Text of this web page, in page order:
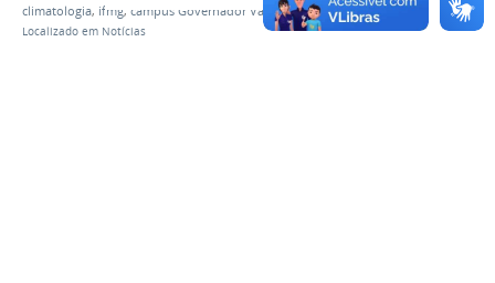
climatologia, ifmg, campus Governador Valadares
Localizado em Notícias